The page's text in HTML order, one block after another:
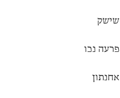
שישק
פרעה נכו
אחנתון